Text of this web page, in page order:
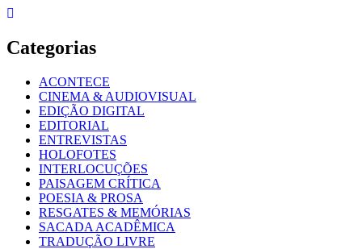
Skip
content
Categorias
ACONTECE
CINEMA & AUDIOVISUAL
EDIÇÃO DIGITAL
EDITORIAL
ENTREVISTAS
HOLOFOTES
INTERLOCUÇÕES
PAISAGEM CRÍTICA
POESIA & PROSA
RESGATES & MEMÓRIAS
SACADA ACADÊMICA
TRADUÇÃO LIVRE